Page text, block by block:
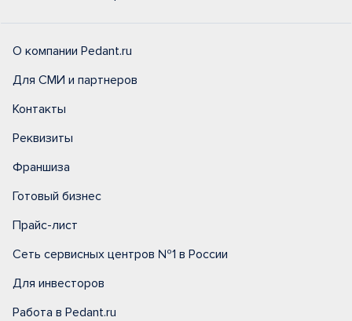
О компании Pedant.ru
Для СМИ и партнеров
Контакты
Реквизиты
Франшиза
Готовый бизнес
Прайс-лист
Сеть сервисных центров №1 в России
Для инвесторов
Работа в Pedant.ru